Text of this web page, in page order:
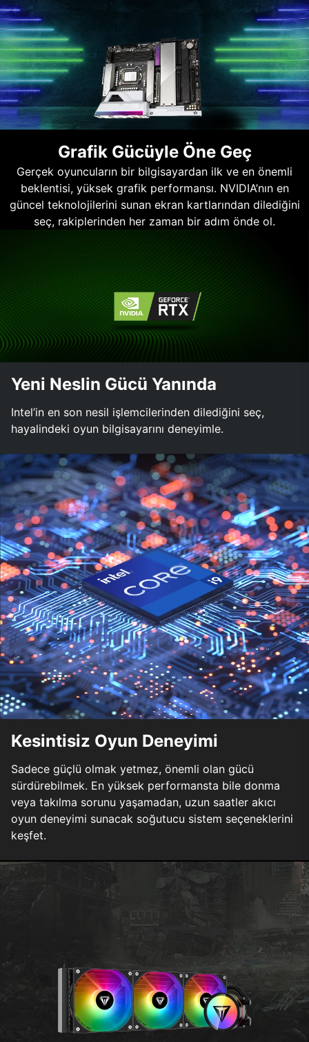
Grafik Gücüyle Öne Geç
Gerçek oyuncuların bir bilgisayardan ilk ve en önemli
beklentisi, yüksek grafik performansı. NVIDIA’nın en
güncel teknolojilerini sunan ekran kartlarından dilediğini
seç, rakiplerinden her zaman bir adım önde ol.
Yeni Neslin Gücü Yanında
Intel’in en son nesil işlemcilerinden dilediğini seç,
hayalindeki oyun bilgisayarını deneyimle.
Kesintisiz Oyun Deneyimi
Sadece güçlü olmak yetmez, önemli olan gücü
sürdürebilmek. En yüksek performansta bile donma
veya takılma sorunu yaşamadan, uzun saatler akıcı
oyun deneyimi sunacak soğutucu sistem seçeneklerini
keşfet.